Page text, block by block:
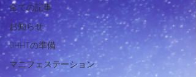
全ての記事
お知らせ
QHHTの準備
マニフェステーション